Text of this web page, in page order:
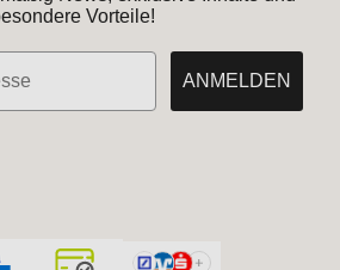
Vorteile!
ANMELDEN